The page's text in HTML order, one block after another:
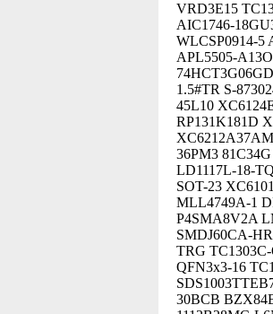
VRD3E15
AIC1746-
WLCSP0914-5
APL5505-
1.5#TR S-
45L10
RP131K181D
36PM3
LD1117L-18-
SOT-23
MLL4749A-1
P4SMA8V2A
SMDJ60CA-
TRG
QFN3x3-16
30BCB